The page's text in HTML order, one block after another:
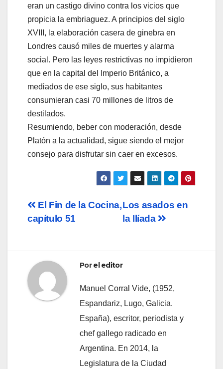
eran un castigo divino contra los vicios que
propicia la embriaguez. A principios del siglo
XVIII, la elaboración casera de ginebra en
Londres causó miles de muertes y alarma
social. Pero las leyes restrictivas no impidieron
que en la capital del Imperio Británico, a
mediados de ese siglo, sus habitantes
consumieran casi 70 millones de litros de
destilados.
Resumiendo, beber con moderación, desde
Platón a la actualidad, sigue siendo el mejor
consejo para disfrutar sin caer en excesos.
Navegación
de
Los asados en
la Ilíada
El Fin de la Cocina,
capítulo 51
Porel editor
Manuel Corral Vide, (1952,
Espandariz, Lugo, Galicia.
España), escritor, periodista y
chef gallego radicado en
Argentina. En 2014, la
Legislatura de la Ciudad